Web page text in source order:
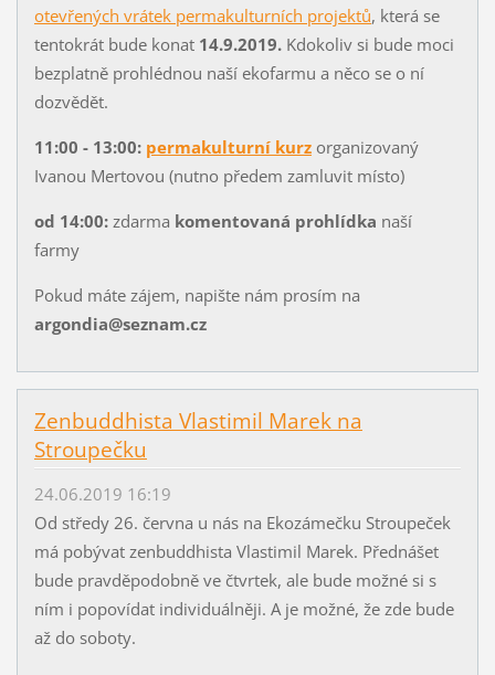
otevřených vrátek permakulturních projektů, která se
tentokrát bude konat 14.9.2019.Kdokoliv si bude moci
bezplatně prohlédnou naší ekofarmu a něco se o ní
dozvědět.
11:00 - 13:00: permakulturní kurzorganizovaný
Ivanou Mertovou (nutno předem zamluvit místo)
od 14:00:zdarma komentovaná prohlídka naší
farmy
Pokud máte zájem, napište nám prosím na
argondia@seznam.cz
Zenbuddhista Vlastimil Marek na
Stroupečku
24.06.2019 16:19
Od středy 26. června u nás na Ekozámečku Stroupeček
má pobývat zenbuddhista Vlastimil Marek. Přednášet
bude pravděpodobně ve čtvrtek, ale bude možné si s
ním i popovídat individuálněji. A je možné, že zde bude
až do soboty.